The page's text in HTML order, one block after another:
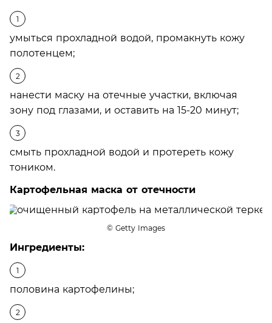
умыться прохладной водой, промакнуть кожу
полотенцем;
нанести маску на отечные участки, включая
зону под глазами, и оставить на 15-20 минут;
смыть прохладной водой и протереть кожу
тоником.
Картофельная маска от отечности
© Getty Images
Ингредиенты:
половина картофелины;